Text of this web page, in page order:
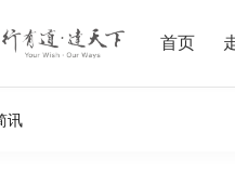
首页
讯